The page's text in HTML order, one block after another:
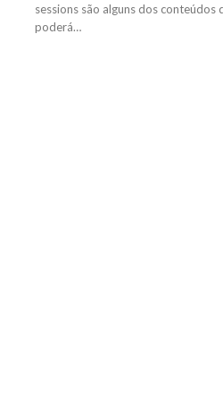
sessions são alguns dos conteúdos
poderá…